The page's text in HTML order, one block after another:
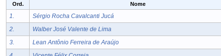
Ord. Nome
1.
Sérgio Rocha Cavalcanti Jucá
2.
Walber José Valente de Lima
3.
Lean Antônio Ferreira de Araújo